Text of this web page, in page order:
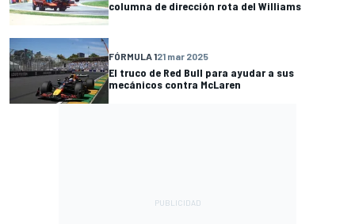
columna de dirección rota del Williams
FÓRMULA 121 mar 2025
El truco de Red Bull para ayudar a sus
mecánicos contra McLaren